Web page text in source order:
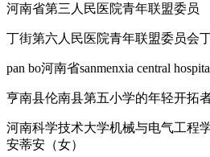
河南省第三人民医院青年联盟委员
丁街第六人民医院青年联盟委员会丁
pan bo河南省sanmenxia central
亨南县伦南县第五小学的年轻开拓
河南科学技术大学机械与电气工程
安蒂安（女）